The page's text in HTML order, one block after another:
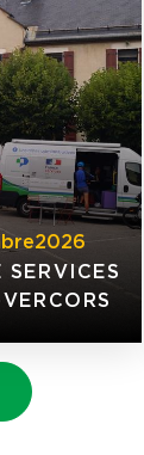
2026
SERVICES